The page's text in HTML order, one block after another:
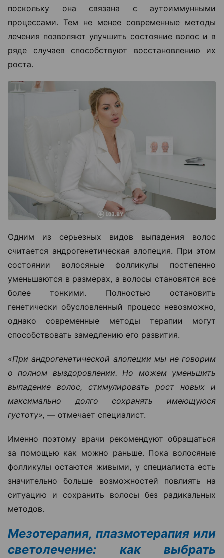
поскольку она связана с аутоиммунными
процессами. Тем не менее современные методы
лечения позволяют улучшить состояние волос и в
ряде случаев способствуют восстановлению их
роста.
Одним из серьезных видов выпадения волос
считается андрогенетическая алопеция. При этом
состоянии волосяные фолликулы постепенно
уменьшаются в размерах, а волосы становятся все
более тонкими. Полностью остановить
генетически обусловленный процесс невозможно,
однако современные методы терапии могут
способствовать замедлению его развития.
«При андрогенетической алопеции мы не говорим
о полном выздоровлении. Но можем уменьшить
выпадение волос, стимулировать рост новых и
максимально долго сохранять имеющуюся
густоту», — отмечает специалист.
Именно поэтому врачи рекомендуют обращаться
за помощью как можно раньше. Пока волосяные
фолликулы остаются живыми, у специалиста есть
значительно больше возможностей повлиять на
ситуацию и сохранить волосы без радикальных
методов.
Мезотерапия, плазмотерапия или
светолечение: как выбрать